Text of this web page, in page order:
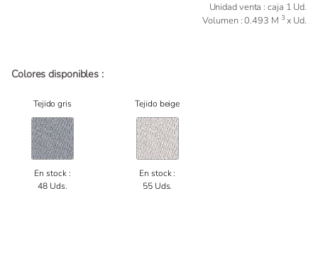
Unidad venta : caja 1 Ud.
Volumen : 0.493 M 3 x Ud.
Colores disponibles :
Tejido gris
En stock :
48 Uds.
Tejido beige
En stock :
55 Uds.